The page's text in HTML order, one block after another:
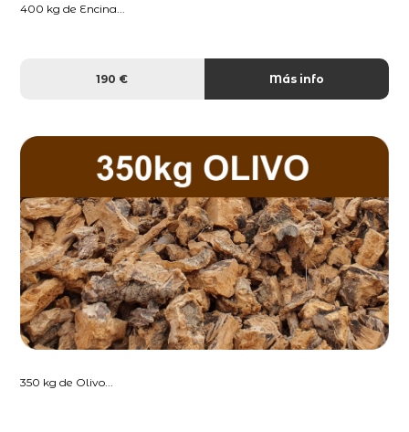
400 kg de Encina...
190 € Más info
350 kg de Olivo...